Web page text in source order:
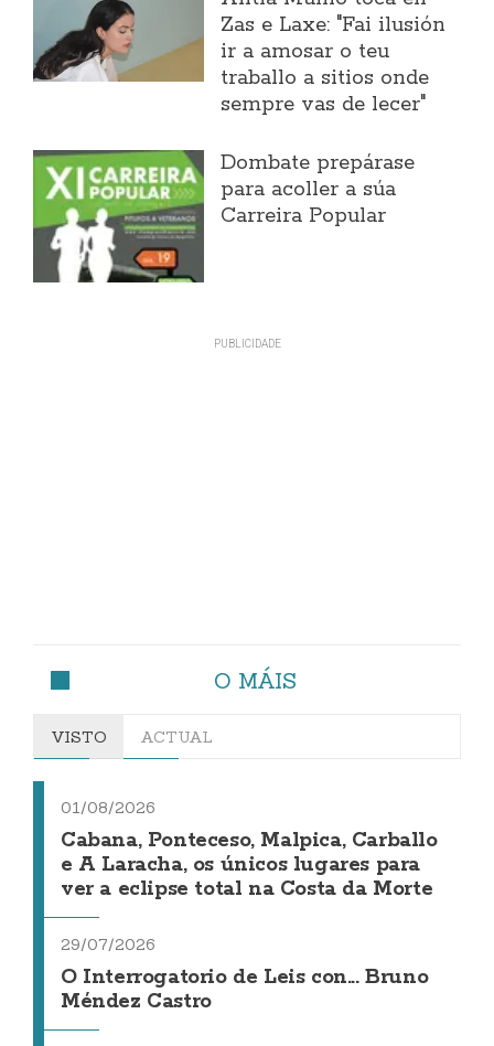
Zas e Laxe: "Fai ilusión
ir a amosar o teu
traballo a sitios onde
sempre vas de lecer"
Dombate prepárase
para acoller a súa
Carreira Popular
O MÁIS
VISTO ACTUAL
01/08/2026
Cabana, Ponteceso, Malpica, Carballo
e A Laracha, os únicos lugares para
ver a eclipse total na Costa da Morte
29/07/2026
O Interrogatorio de Leis con... Bruno
Méndez Castro